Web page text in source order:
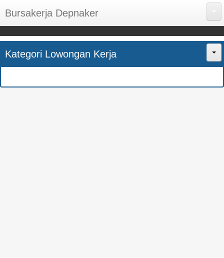
Bursakerja Depnaker
About Me
Disclaimer
Kategori Lowongan Kerja